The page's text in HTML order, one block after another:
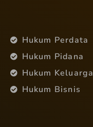
Hukum Perdata
Hukum Pidana
Hukum Keluarga
Hukum Bisnis